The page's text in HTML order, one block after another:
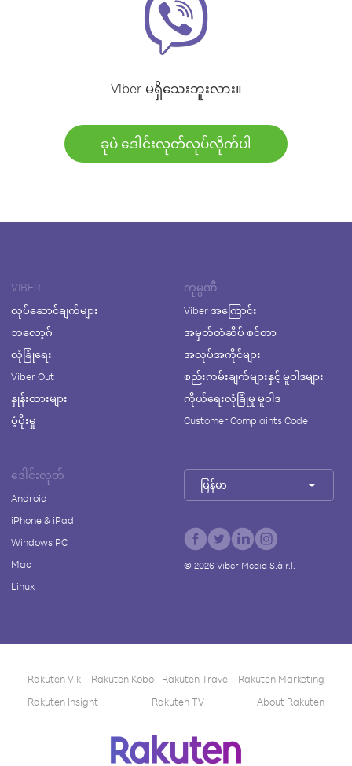
Viber မရှိသေးဘူးလား။
ခုပဲ ဒေါင်းလုတ်လုပ်လိုက်ပါ
VIBER
လုပ်ဆောင်ချက်များ
ဘလော့ဂ်
လုံခြုံရေး
Viber Out
နှုန်းထားများ
ပံ့ပိုးမှု
ကုမ္ပဏီ
Viber အကြောင်း
အမှတ်တံဆိပ် စင်တာ
အလုပ်အကိုင်များ
စည်းကမ်းချက်များနှင့် မူဝါဒများ
ကိုယ်ရေးလုံခြုံမှု မူဝါဒ
Customer Complaints Code
ဒေါင်းလုတ်
Android
iPhone & iPad
Windows PC
Mac
Linux
မြန်မာ
© 2026Viber Media S.à r.l.
Rakuten Viki Rakuten Kobo Rakuten Travel
Rakuten Marketing
Rakuten Insight
Rakuten TV About Rakuten